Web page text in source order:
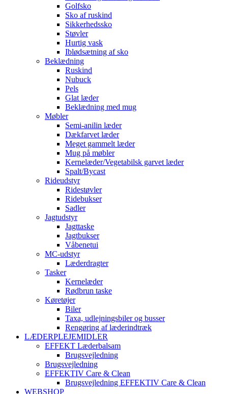
Golfsko
Sko af ruskind
Sikkerhedssko
Støvler
Hurtig vask
Iblødsætning af sko
Beklædning
Ruskind
Nubuck
Pels
Glat læder
Beklædning med mug
Møbler
Semi-anilin læder
Dækfarvet læder
Meget gammelt læder
Mug på møbler
Kernelæder/Vegetabilsk garvet læder
Spalt/Bycast
Rideudstyr
Ridestøvler
Ridebukser
Sadler
Jagtudstyr
Jagttaske
Jagtbukser
Våbenetui
MC-udstyr
Læderdragter
Tasker
Kernelæder
Rødbrun taske
Køretøjer
Biler
Taxa, udlejningsbiler og busser
Rengøring af læderindtræk
LÆDERPLEJEMIDLER
EFFEKT Læderbalsam
Brugsvejledning
Brugsvejledning
EFFEKTIV Care & Clean
Brugsvejledning EFFEKTIV Care & Clean
WEBSHOP